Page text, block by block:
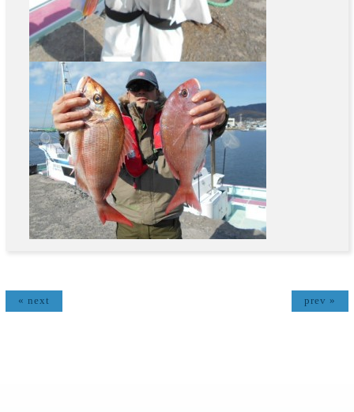
« next prev »